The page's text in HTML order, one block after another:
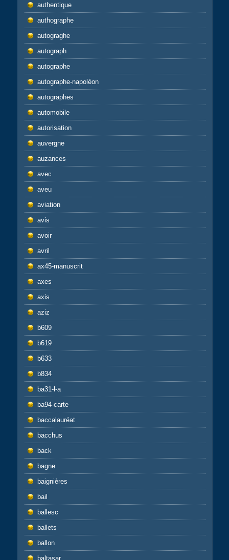
authentique
authographe
autograghe
autograph
autographe
autographe-napoléon
autographes
automobile
autorisation
auvergne
auzances
avec
aveu
aviation
avis
avoir
avril
ax45-manuscrit
axes
axis
aziz
b609
b619
b633
b834
ba31-l-a
ba94-carte
baccalauréat
bacchus
back
bagne
baignières
bail
ballesc
ballets
ballon
baltasar